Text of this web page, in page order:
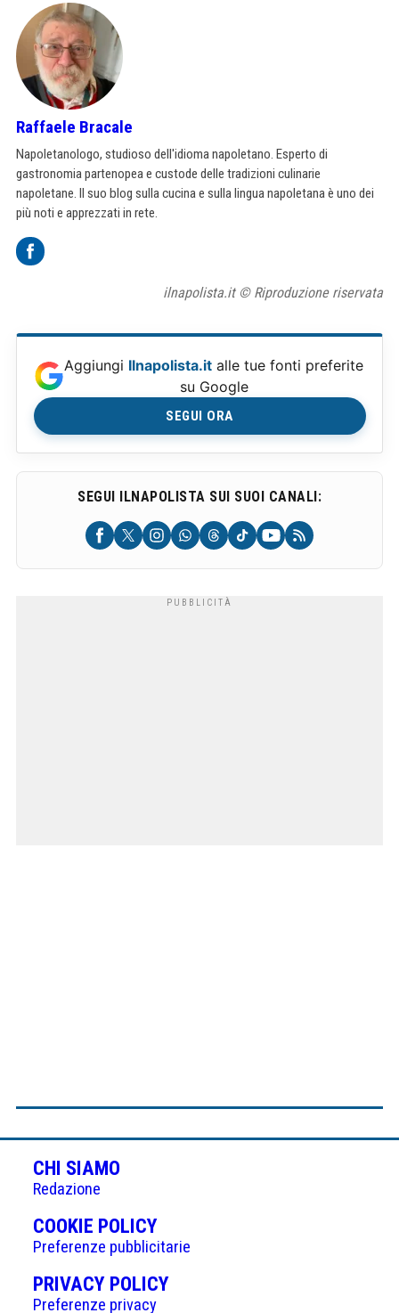
Raffaele Bracale
Napoletanologo, studioso dell'idioma napoletano. Esperto di
gastronomia partenopea e custode delle tradizioni culinarie
napoletane. Il suo blog sulla cucina e sulla lingua napoletana è uno dei
più noti e apprezzati in rete.
ilnapolista.it © Riproduzione riservata
Aggiungi Ilnapolista.it alle tue fonti preferite
su Google
SEGUI ORA
SEGUI ILNAPOLISTA SUI SUOI CANALI:
CHI SIAMO
Redazione
COOKIE POLICY(APRE
IN
UNA
NUOVA
Preferenze pubblicitarie
PRIVACY POLICY(APRE
Preferenze privacy